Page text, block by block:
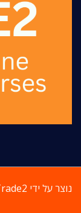
נוצר על ידי